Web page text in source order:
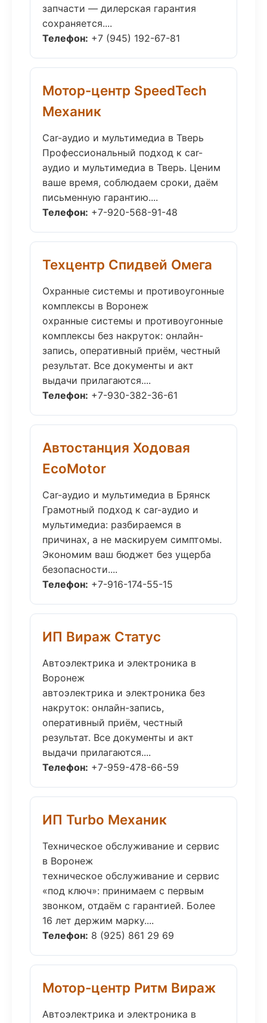
запчасти — дилерская гарантия
сохраняется....
Телефон: +7 (945) 192-67-81
Мотор-центр SpeedTech
Механик
Car-аудио и мультимедиа в Тверь
Профессиональный подход к car-
аудио и мультимедиа в Тверь. Ценим
ваше время, соблюдаем сроки, даём
письменную гарантию....
Телефон: +7-920-568-91-48
Техцентр Спидвей Омега
Охранные системы и противоугонные
комплексы в Воронеж
охранные системы и противоугонные
комплексы без накруток: онлайн-
запись, оперативный приём, честный
результат. Все документы и акт
выдачи прилагаются....
Телефон: +7-930-382-36-61
Автостанция Ходовая
EcoMotor
Car-аудио и мультимедиа в Брянск
Грамотный подход к car-аудио и
мультимедиа: разбираемся в
причинах, а не маскируем симптомы.
Экономим ваш бюджет без ущерба
безопасности....
Телефон: +7-916-174-55-15
ИП Вираж Статус
Автоэлектрика и электроника в
Воронеж
автоэлектрика и электроника без
накруток: онлайн-запись,
оперативный приём, честный
результат. Все документы и акт
выдачи прилагаются....
Телефон: +7-959-478-66-59
ИП Turbo Механик
Техническое обслуживание и сервис
в Воронеж
техническое обслуживание и сервис
«под ключ»: принимаем с первым
звонком, отдаём с гарантией. Более
16 лет держим марку....
Телефон: 8 (925) 861 29 69
Мотор-центр Ритм Вираж
Автоэлектрика и электроника в